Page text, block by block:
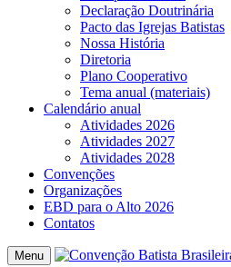
Declaração Doutrinária
Pacto das Igrejas Batistas
Nossa História
Diretoria
Plano Cooperativo
Tema anual (materiais)
Calendário anual
Atividades 2026
Atividades 2027
Atividades 2028
Convenções
Organizações
EBD para o Alto 2026
Contatos
Menu